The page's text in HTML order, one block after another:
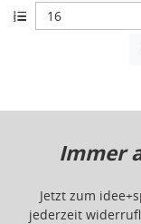
Immer
Jetzt zum
jederzeit